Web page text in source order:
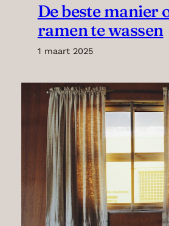
De beste manier
ramen te wassen
1 maart 2025